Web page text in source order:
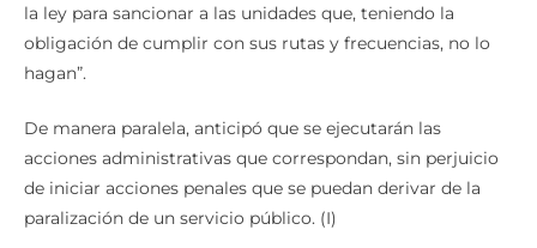
la ley para sancionar a las unidades que, teniendo la
obligación de cumplir con sus rutas y frecuencias, no lo
hagan”.
De manera paralela, anticipó que se ejecutarán las
acciones administrativas que correspondan, sin perjuicio
de iniciar acciones penales que se puedan derivar de la
paralización de un servicio público. (I)